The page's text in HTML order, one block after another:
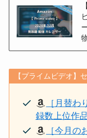
【プライムビデオ】
［月替
録数上位作
［今月の